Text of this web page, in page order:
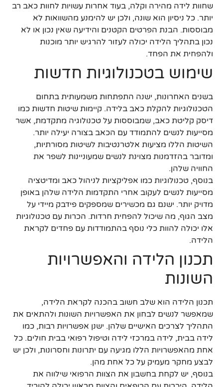
שחוות לידה מהירה וקלה, בעוד אחרות עשויות לחוות כאב רב
יותר. כל ניסיון הוא שונה, ולכן יש להימנע מהשוואות לא
מבוססות. הבנת הפרטים הקטנים והידיעה שאין נכון או לא
נכון בתהליך הלידה יכולה לעזור להרגיש יותר מוכנות
ולהפחית את הפחד.
שימוש בטכנולוגיות חדשות
בשנים האחרונות, ישנה התפתחות משמעותית בתחום
הטכנולוגיות להקלת כאב בלידה. קיימות שיטות חדשות כמו
דיסק קליטת כאב, שמבוססות על טכנולוגיה מתקדמת, אשר
מסייעות לנשים להתמודד עם הכאב בצורה יעילה יותר.
השיטות הללו מציעות אלטרנטיבות לשיטות מסורתיות,
ומדובר בהזדמנות מצוינת לנשים שמעוניינות לשפר את
החוויה שלהן.
בנוסף, טכנולוגיות כמו אפליקציות לניהול כאב ומדיטציה
מסייעות לנשים לעקוב אחרי התקדמות הלידה שלהן באופן
מדויק יותר. ישנם גם מכשירים שמספקים פידבק מיידי על
מצב הגוף, מה שיכול להפחית חרדות. הכרות עם טכנולוגיות
אלו יכולה להוות כלי נוסף בהתמודדות עם פחדים לקראת
הלידה.
תכנון הלידה והאפשרויות
השונות
תכנון הלידה הוא שלב חשוב בהכנה לקראת הלידה,
שמאפשר לנשים לבחון את האפשרויות השונות ולהתאים את
התהליך לצרכים האישיים שלהן. ישנן אפשרויות רבות, כמו
לידה בבית, לידה במרכזי לידה וטיפול רפואי בבית חולים. כל
אחת מהאפשרויות הללו מגיעה עם יתרונות וחסרונות, ולכן יש
לבצע מחקר מעמיק על כל אחת מהן.
בנוסף, יש לקחת בחשבון את הצוות הרפואי שילווה את